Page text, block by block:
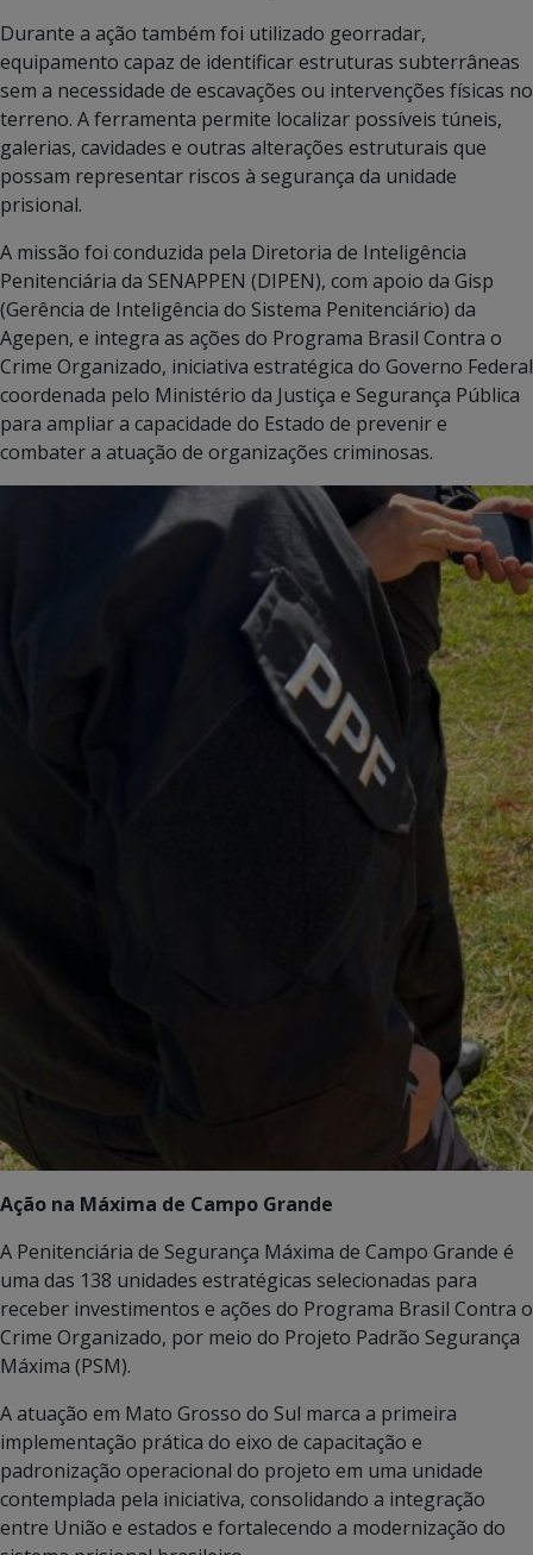
Durante a ação também foi utilizado georradar,
equipamento capaz de identificar estruturas subterrâneas
sem a necessidade de escavações ou intervenções físicas no
terreno. A ferramenta permite localizar possíveis túneis,
galerias, cavidades e outras alterações estruturais que
possam representar riscos à segurança da unidade
prisional.
A missão foi conduzida pela Diretoria de Inteligência
Penitenciária da SENAPPEN (DIPEN), com apoio da Gisp
(Gerência de Inteligência do Sistema Penitenciário) da
Agepen, e integra as ações do Programa Brasil Contra o
Crime Organizado, iniciativa estratégica do Governo Federal
coordenada pelo Ministério da Justiça e Segurança Pública
para ampliar a capacidade do Estado de prevenir e
combater a atuação de organizações criminosas.
Ação na Máxima de Campo Grande
A Penitenciária de Segurança Máxima de Campo Grande é
uma das 138 unidades estratégicas selecionadas para
receber investimentos e ações do Programa Brasil Contra o
Crime Organizado, por meio do Projeto Padrão Segurança
Máxima (PSM).
A atuação em Mato Grosso do Sul marca a primeira
implementação prática do eixo de capacitação e
padronização operacional do projeto em uma unidade
contemplada pela iniciativa, consolidando a integração
entre União e estados e fortalecendo a modernização do